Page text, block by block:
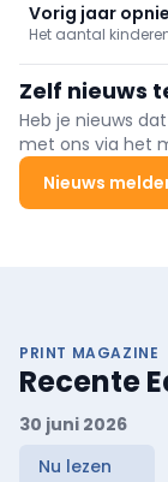
Vorig jaar
gebrek aan
Het aantal
Zelf nieuws
Heb je nieuws
met ons via het
Nieuws
PRINT MAGAZINE
Recente
30 juni 2026
Nu lezen